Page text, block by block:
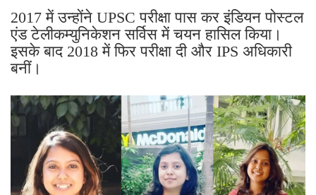
2017 में उन्होंने UPSC परीक्षा पास कर इंडियन पोस्टल
एंड टेलीकम्युनिकेशन सर्विस में चयन हासिल किया।
इसके बाद 2018 में फिर परीक्षा दी और IPS अधिकारी
बनीं।